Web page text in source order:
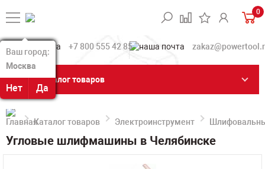
Ваш город:
Москва
Нет Да
Ваш город:
Москва
Нет Да
0
+7 800 555 42 85
Каталог товаров
Каталог товаров Электроинструмент
Угловые шлифмашины в Челябинске